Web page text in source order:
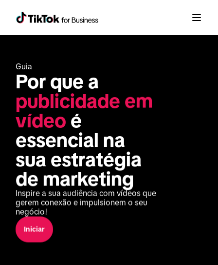
Guia
publicidade em
vídeo é
essencial na
sua estratégia
de marketing
Inspire a sua audiência com vídeos que
gerem conexão e impulsionem o seu
negócio!
Iniciar